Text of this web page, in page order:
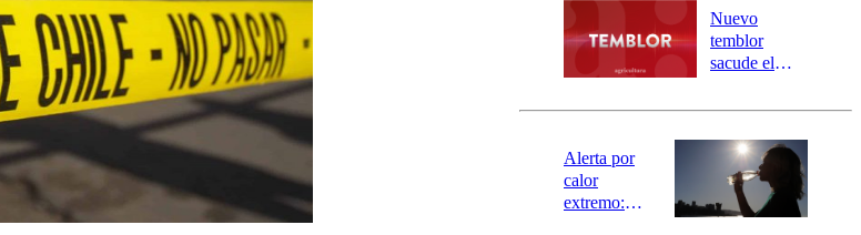
río Damas:
activa
mensajería
SAE
Nuevo
temblor
sacude el
revisa la
epicentro
Alerta por
calor
extremo: